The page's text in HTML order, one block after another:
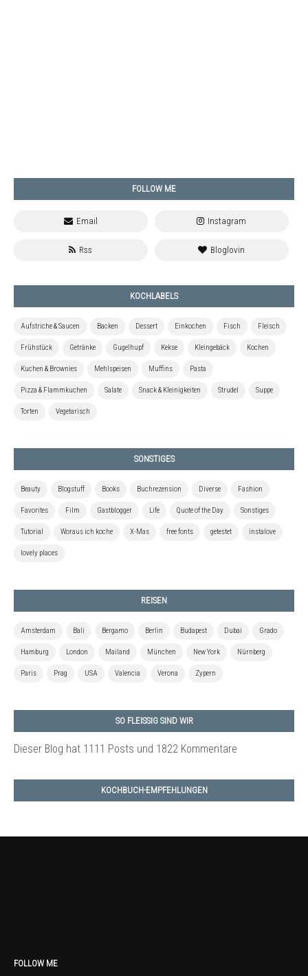
FOLLOW ME
KOCHLABELS
Aufstriche & Saucen Backen Dessert Einkochen Fisch Fleisch
Frühstück Getränke Gugelhupf Kekse Kleingebäck Kochen
Kuchen & Brownies Mehlspeisen Muffins Pasta
Pizza & Flammkuchen Salate Snack & Kleinigkeiten Strudel Suppe
Torten Vegetarisch
SONSTIGES
Beauty Blogstuff Books Buchrezension Diverse Fashion
Favorites Film Gastblogger Life Quote of the Day Sonstiges
Tutorial Woraus ich koche X-Mas free fonts getestet instalove
lovely places
REISEN
Amsterdam Bali Bergamo Berlin Budapest Dubai Grado
Hamburg London Mailand München New York Nürnberg
Paris Prag USA Valencia Verona Zypern
SO FLEISSIG SIND WIR
Dieser Blog hat 1111 Posts und 1822 Kommentare
KOCHBUCH-EMPFEHLUNGEN
FOLLOW ME